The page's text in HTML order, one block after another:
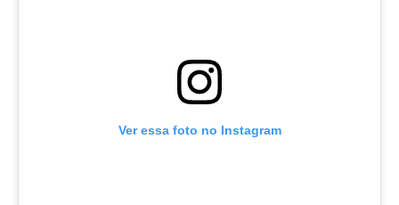
Ver essa foto no Instagram